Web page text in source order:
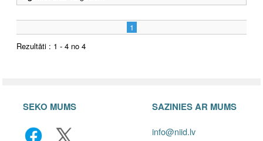
1
Rezultāti : 1 - 4 no 4
SEKO MUMS SAZINIES AR MUMS
info@niid.lv